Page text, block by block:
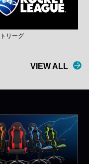
リーグ
VIEW ALL